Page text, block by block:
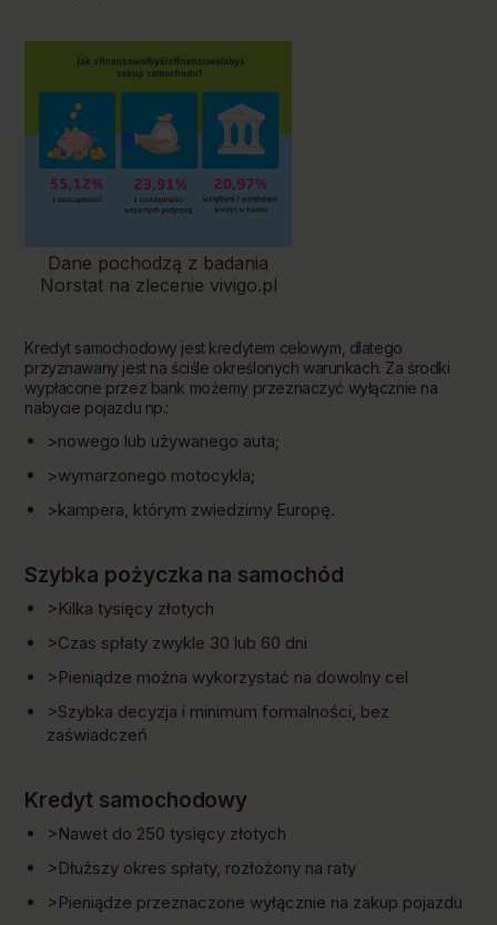
Dane pochodzą z badania
Norstat na zlecenie vivigo.pl
Kredyt samochodowy jest kredytem celowym, dlatego
przyznawany jest na ściśle określonych warunkach. Za środki
wypłacone przez bank możemy przeznaczyć wyłącznie na
nabycie pojazdu np.:
>nowego lub używanego auta;
>wymarzonego motocykla;
>kampera, którym zwiedzimy Europę.
Szybka pożyczka na samochód
>Kilka tysięcy złotych
>Czas spłaty zwykle 30 lub 60 dni
>Pieniądze można wykorzystać na dowolny cel
>Szybka decyzja i minimum formalności, bez
zaświadczeń
Kredyt samochodowy
>Nawet do 250 tysięcy złotych
>Dłuższy okres spłaty, rozłożony na raty
>Pieniądze przeznaczone wyłącznie na zakup pojazdu